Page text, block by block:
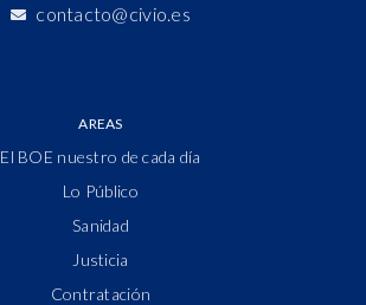
contacto@civio.es
AREAS
El BOE nuestro de cada día
Lo Público
Sanidad
Justicia
Contratación